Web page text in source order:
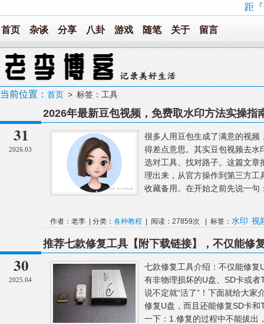
距
首页 杂谈 分享 八卦 游戏 随笔 关于 留言
当前位置： 首页 > 标签：工具
31
2026.03
2026年最新豆包视频，免费取水印方法实操指
很多人用豆包生成了满意的视
得差点意思。其实豆包视频去
选对工具、找对路子。这篇文
理出来，从官方操作到第三方
收藏备用。在开始之前先说一
作者：老李 | 分类： 各种教程 | 阅读：27859次 | 标签： 水印 视
30
2025.04
推荐七款修复工具【附下载链接】，不仅能修
卡
七款修复工具介绍：不仅能修
有非物理损坏的U盘、SD卡或
说不定就“活了”！下面就给大家
修复U盘，而且还能修复SD卡
一下：1.修复的过程中不能拔出